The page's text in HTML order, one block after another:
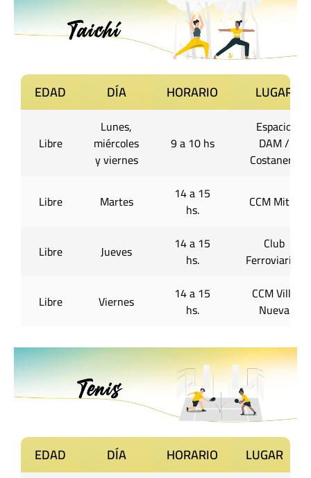
EDAD DÍA HORARIO LUGAR
Libre
Lunes,
miércoles
y viernes
9 a 10 hs
Espacio
DAM /
Costanera
Libre
Martes
14 a 15
hs.
CCM Mitre
Libre Jueves
14 a 15
hs.
Club
Ferroviarios
Libre
Viernes
14 a 15
hs.
CCM Villa
Nueva
EDAD DÍA HORARIO LUGAR